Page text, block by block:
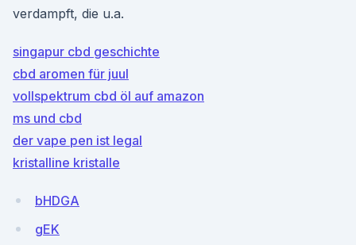
verdampft, die u.a.
singapur cbd geschichte
cbd aromen für juul
vollspektrum cbd öl auf amazon
ms und cbd
der vape pen ist legal
kristalline kristalle
bHDGA
gEK